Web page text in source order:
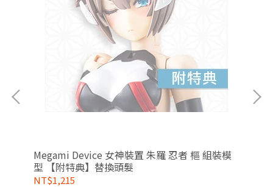
Megami Device 女神裝置 朱羅 忍者 樞 組裝模
型 【附特典】替換頭髮
NT$1,215